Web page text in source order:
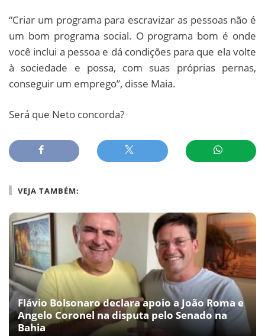
“Criar um programa para escravizar as pessoas não é
um bom programa social. O programa bom é onde
você inclui a pessoa e dá condições para que ela volte
à sociedade e possa, com suas próprias pernas,
conseguir um emprego”, disse Maia.
Será que Neto concorda?
VEJA TAMBÉM:
Flávio Bolsonaro declara apoio a João Roma e
Angelo Coronel na disputa pelo Senado na
Bahia